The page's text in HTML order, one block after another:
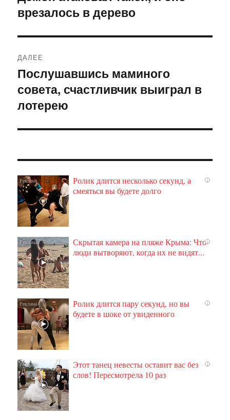
записям
запись:
врезалось в дерево
ДАЛЕЕ
Следующая
запись:
Послушавшись маминого
совета, счастливчик выиграл в
лотерею
i
Ролик длится несколько секунд, а
смеяться вы будете долго
i
Скрытая камера на пляже Крыма: Что
люди вытворяют, когда их не видят...
i
Ролик длится пару секунд, но вы
будете в шоке от увиденного
i
Этот танец невесты оставит вас без
слов! Пересмотрела 10 раз